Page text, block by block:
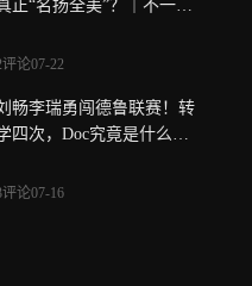
正“名扬全美”？｜不一样
评论07-22
畅李瑞勇闯德鲁联赛！转
四次，Doc究竟是什么恶
评论07-16